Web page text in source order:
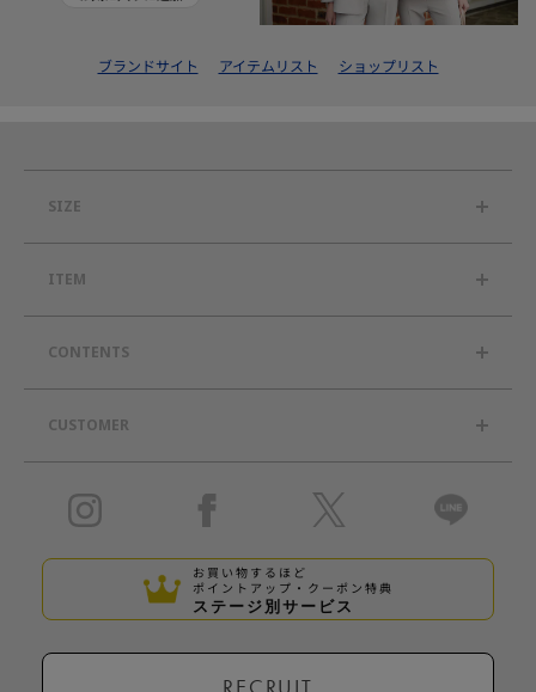
ブランドサイト アイテムリスト ショップリスト
SIZE
ITEM
CONTENTS
CUSTOMER
お買い物するほど
ポイントアップ・クーポン特典
ステージ別サービス
RECRUIT